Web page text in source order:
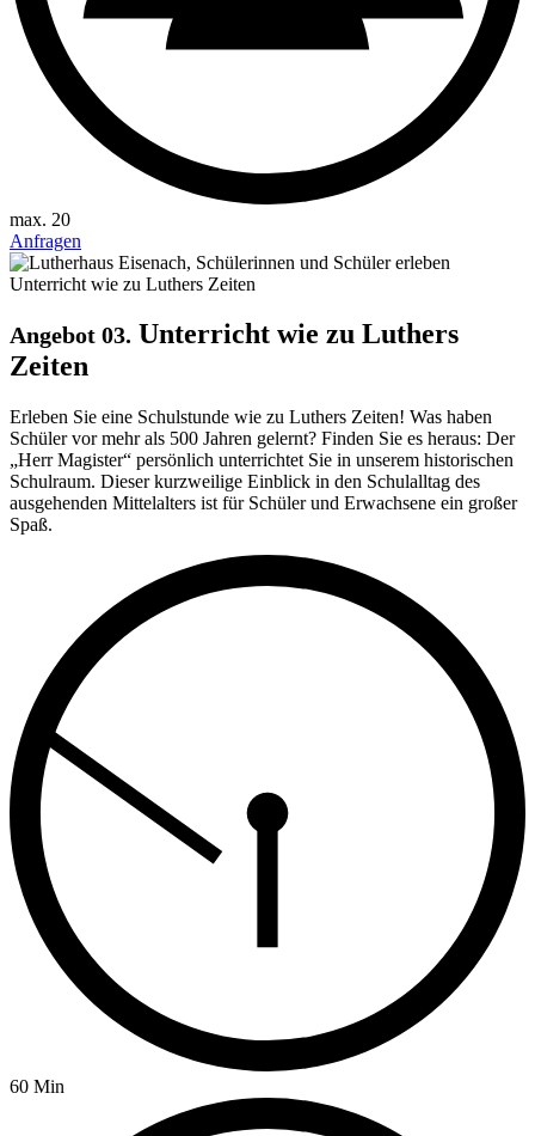
max. 20
Anfragen
Angebot 03. Unterricht wie zu Luthers
Zeiten
Erleben Sie eine Schulstunde wie zu Luthers Zeiten! Was haben
Schüler vor mehr als 500 Jahren gelernt? Finden Sie es heraus: Der
„Herr Magister“ persönlich unterrichtet Sie in unserem historischen
Schulraum. Dieser kurzweilige Einblick in den Schulalltag des
ausgehenden Mittelalters ist für Schüler und Erwachsene ein großer
Spaß.
60 Min